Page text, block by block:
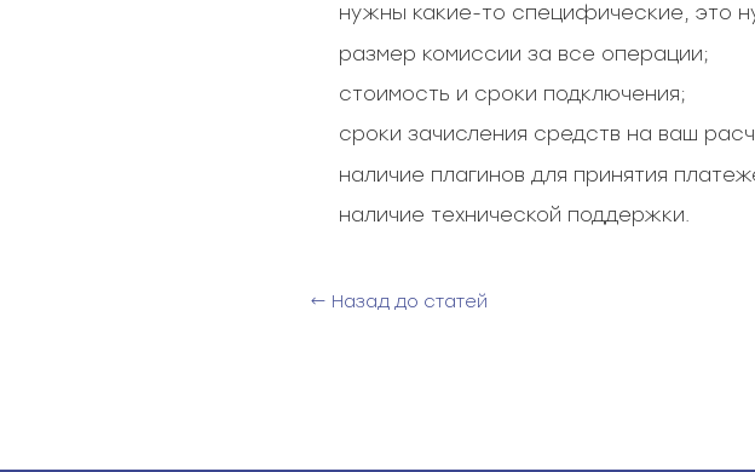
нужны какие-то специфические, это
размер комиссии за все операции;
стоимость и сроки подключения;
сроки зачисления средств на ваш
наличие плагинов для принятия
наличие технической поддержки.
← Назад до статей